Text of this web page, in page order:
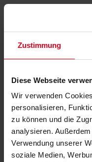
Zustimmung
Diese Webseite
Wir verwenden
personalisieren,
zu können und die
analysieren.
Verwendung unserer
soziale Medien,